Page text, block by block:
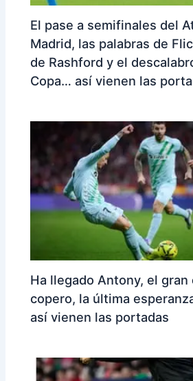
El pase a semifinales del
Madrid, las palabras de
de Rashford y el
Copa… así vienen las
Ha llegado Antony, el gran
copero, la última
así vienen las portadas